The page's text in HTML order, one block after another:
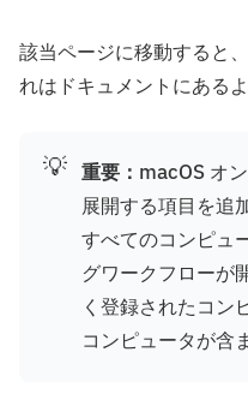
該当ページに移動すると
れはドキュメントにある
💡 重要： macOS オ
展開する項目を追
すべてのコンピュ
グワークフローが
く登録されたコン
コンピュータが含